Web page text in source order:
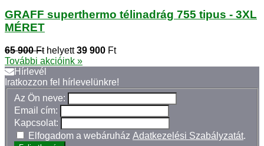
GRAFF superthermo télinadrág 755 tipus - 3XL
MÉRET
65 900 Fthelyett39 900 Ft
További akcióink »
Hírlevél
Iratkozzon fel hírlevelünkre!
Az Ön neve:
Email cím:
Kapcsolat:
Elfogadom a webáruház Adatkezelési Szabályzatát.